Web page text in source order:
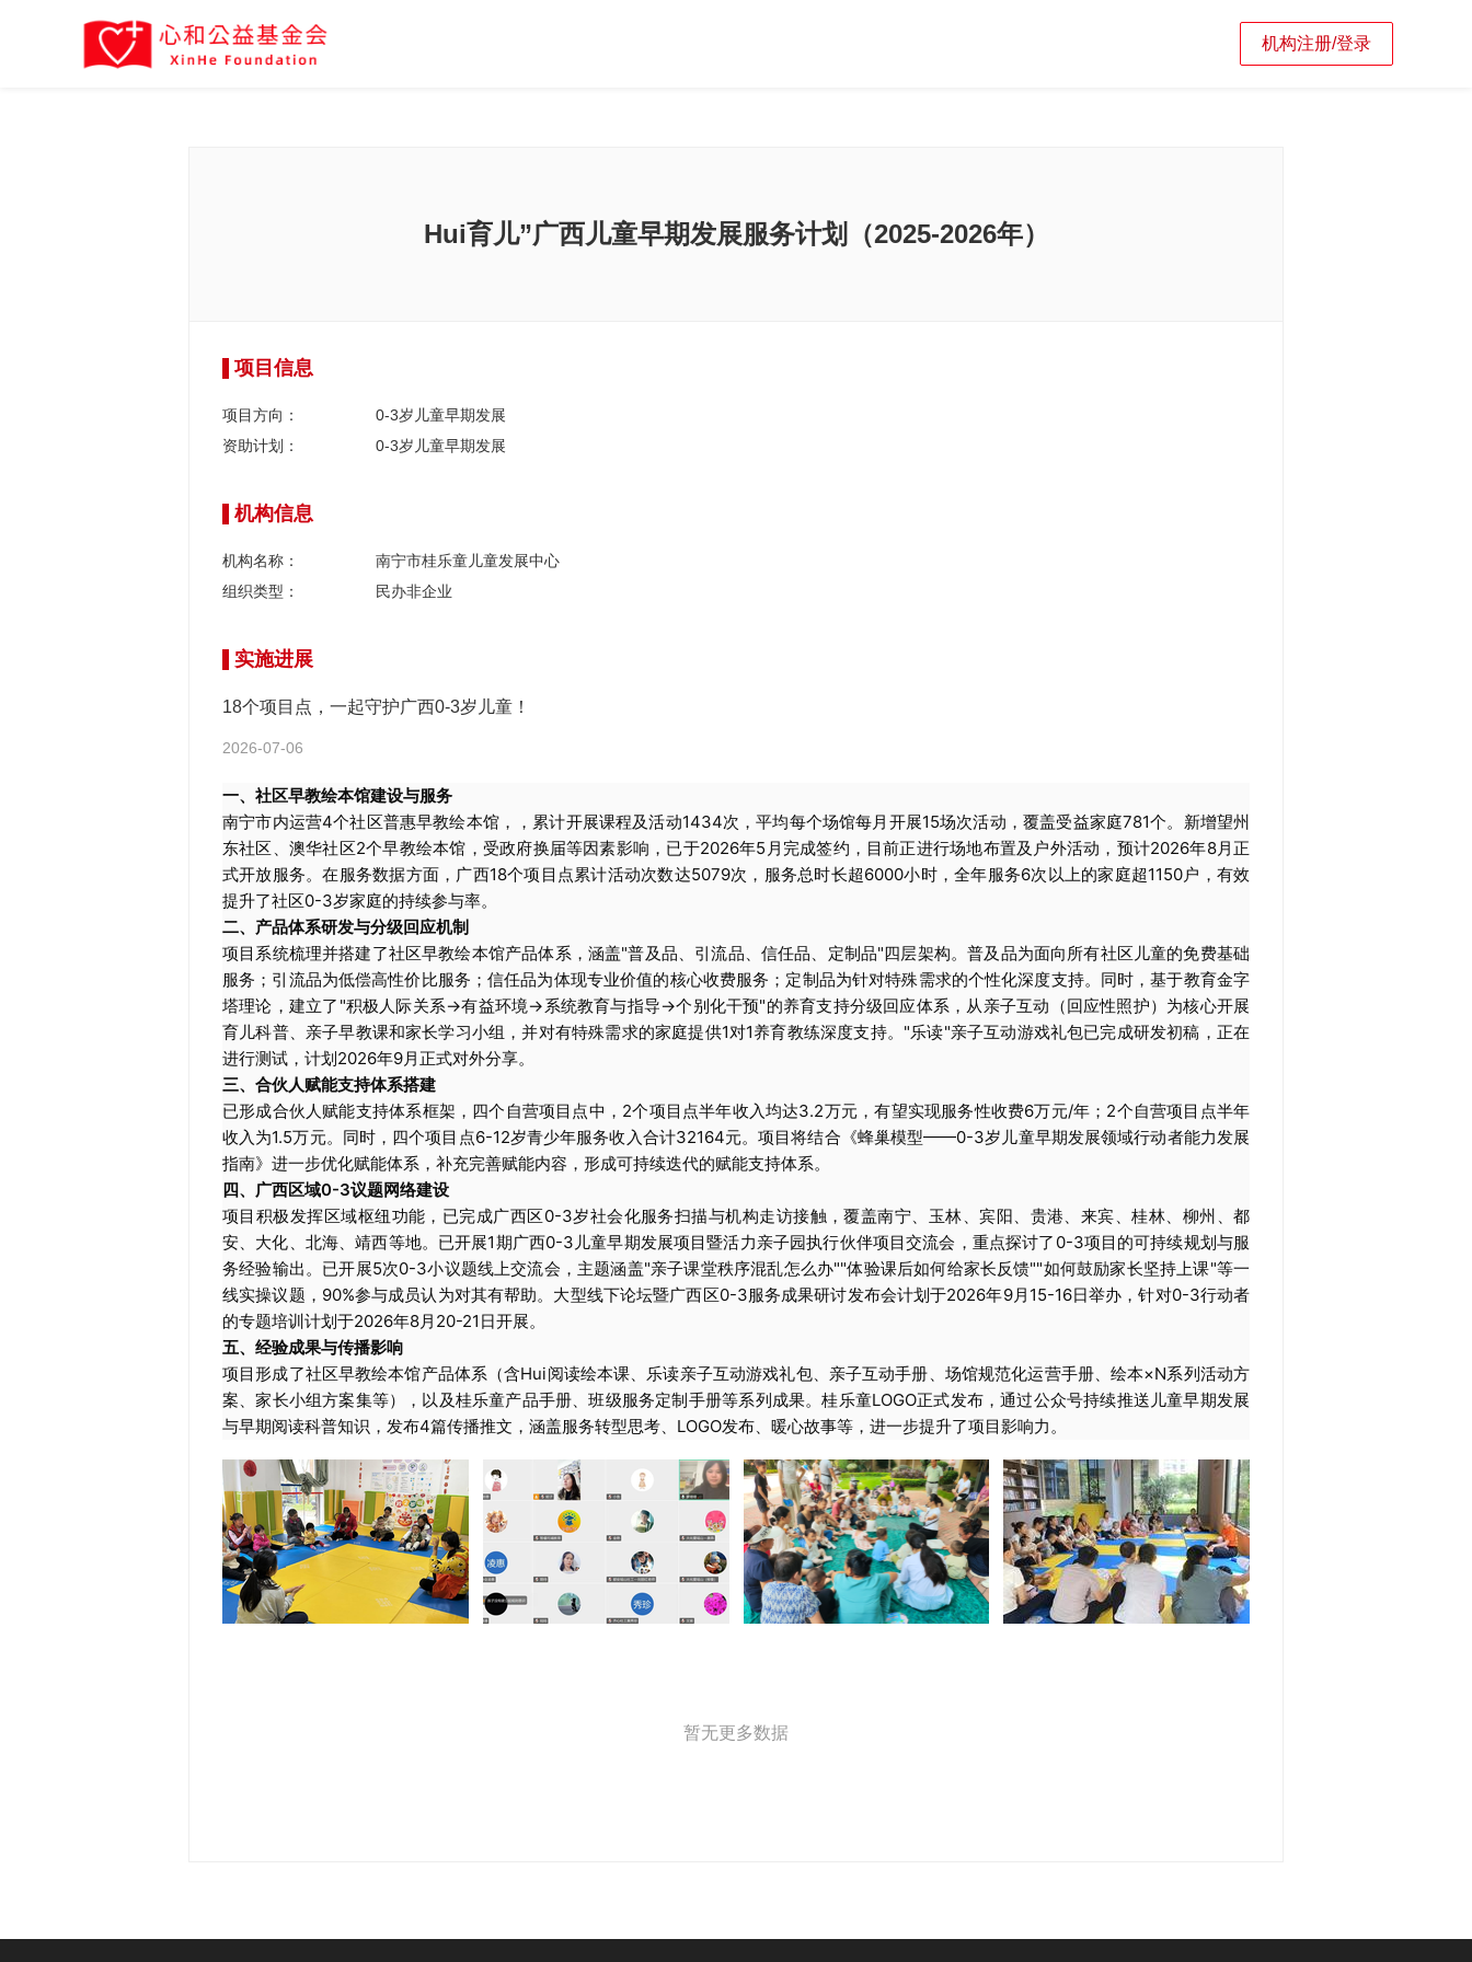
机构注册/登录
Hui育儿”广西儿童早期发展服务计划（2025-2026年）
项目信息
项目方向：
0-3岁儿童早期发展
资助计划：
0-3岁儿童早期发展
机构信息
机构名称：
南宁市桂乐童儿童发展中心
组织类型：
民办非企业
实施进展
18个项目点，一起守护广西0-3岁儿童！
2026-07-06
一、社区早教绘本馆建设与服务
南宁市内运营4个社区普惠早教绘本馆，
，累计开展课程及活动1434次，平均每个场馆每月开展15场次活动，覆盖受益家庭781个。新增望州
东社区、澳华社区2个早教绘本馆，受政府换届等因素影响，已于2026年5月完成签约，目前正进行场地布置及户外活动，预计2026年8月正
式开放服务。在服务数据方面，广西18个项目点累计活动次数达5079次，服务总时长超6000小时，全年服务6次以上的家庭超1150户，有效
提升了社区0-3岁家庭的持续参与率。
二、产品体系研发与分级回应机制
项目系统梳理并搭建了社区早教绘本馆产品体系，涵盖"普及品、引流品、信任品、定制品"四层架构。普及品为面向所有社区儿童的免费基础
服务；引流品为低偿高性价比服务；信任品为体现专业价值的核心收费服务；定制品为针对特殊需求的个性化深度支持。同时，基于教育金字
塔理论，建立了"积极人际关系→有益环境→系统教育与指导→个别化干预"的养育支持分级回应体系，从亲子互动（回应性照护）为核心开展
育儿科普、亲子早教课和家长学习小组，并对有特殊需求的家庭提供1对1养育教练深度支持。"乐读"亲子互动游戏礼包已完成研发初稿，正在
进行测试，计划2026年9月正式对外分享。
三、合伙人赋能支持体系搭建
已形成合伙人赋能支持体系框架，四个自营项目点中，2个项目点半年收入均达3.2万元，有望实现服务性收费6万元/年；2个自营项目点半年
收入为1.5万元。同时，四个项目点6-12岁青少年服务收入合计32164元。项目将结合《蜂巢模型——0-3岁儿童早期发展领域行动者能力发展
指南》进一步优化赋能体系，补充完善赋能内容，形成可持续迭代的赋能支持体系。
四、广西区域0-3议题网络建设
项目积极发挥区域枢纽功能，已完成广西区0-3岁社会化服务扫描与机构走访接触，覆盖南宁、玉林、宾阳、贵港、来宾、桂林、柳州、都
安、大化、北海、靖西等地。已开展1期广西0-3儿童早期发展项目暨活力亲子园执行伙伴项目交流会，重点探讨了0-3项目的可持续规划与服
务经验输出。已开展5次0-3小议题线上交流会，主题涵盖"亲子课堂秩序混乱怎么办""体验课后如何给家长反馈""如何鼓励家长坚持上课"等一
线实操议题，90%参与成员认为对其有帮助。大型线下论坛暨广西区0-3服务成果研讨发布会计划于2026年9月15-16日举办，针对0-3行动者
的专题培训计划于2026年8月20-21日开展。
五、经验成果与传播影响
项目形成了社区早教绘本馆产品体系（含Hui阅读绘本课、乐读亲子互动游戏礼包、亲子互动手册、场馆规范化运营手册、绘本×N系列活动方
案、家长小组方案集等），以及桂乐童产品手册、班级服务定制手册等系列成果。桂乐童LOGO正式发布，通过公众号持续推送儿童早期发展
与早期阅读科普知识，发布4篇传播推文，涵盖服务转型思考、LOGO发布、暖心故事等，进一步提升了项目影响力。
暂无更多数据